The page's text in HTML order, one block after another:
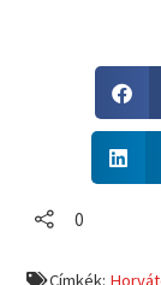
h
r
h
0
Címkék: